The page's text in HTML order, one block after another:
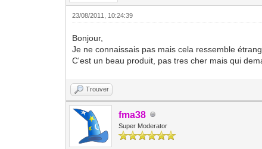
23/08/2011, 10:24:39
Bonjour,
Je ne connaissais pas mais cela ressemble
C'est un beau produit, pas tres cher mais qui
Trouver
fma38
Super Moderator